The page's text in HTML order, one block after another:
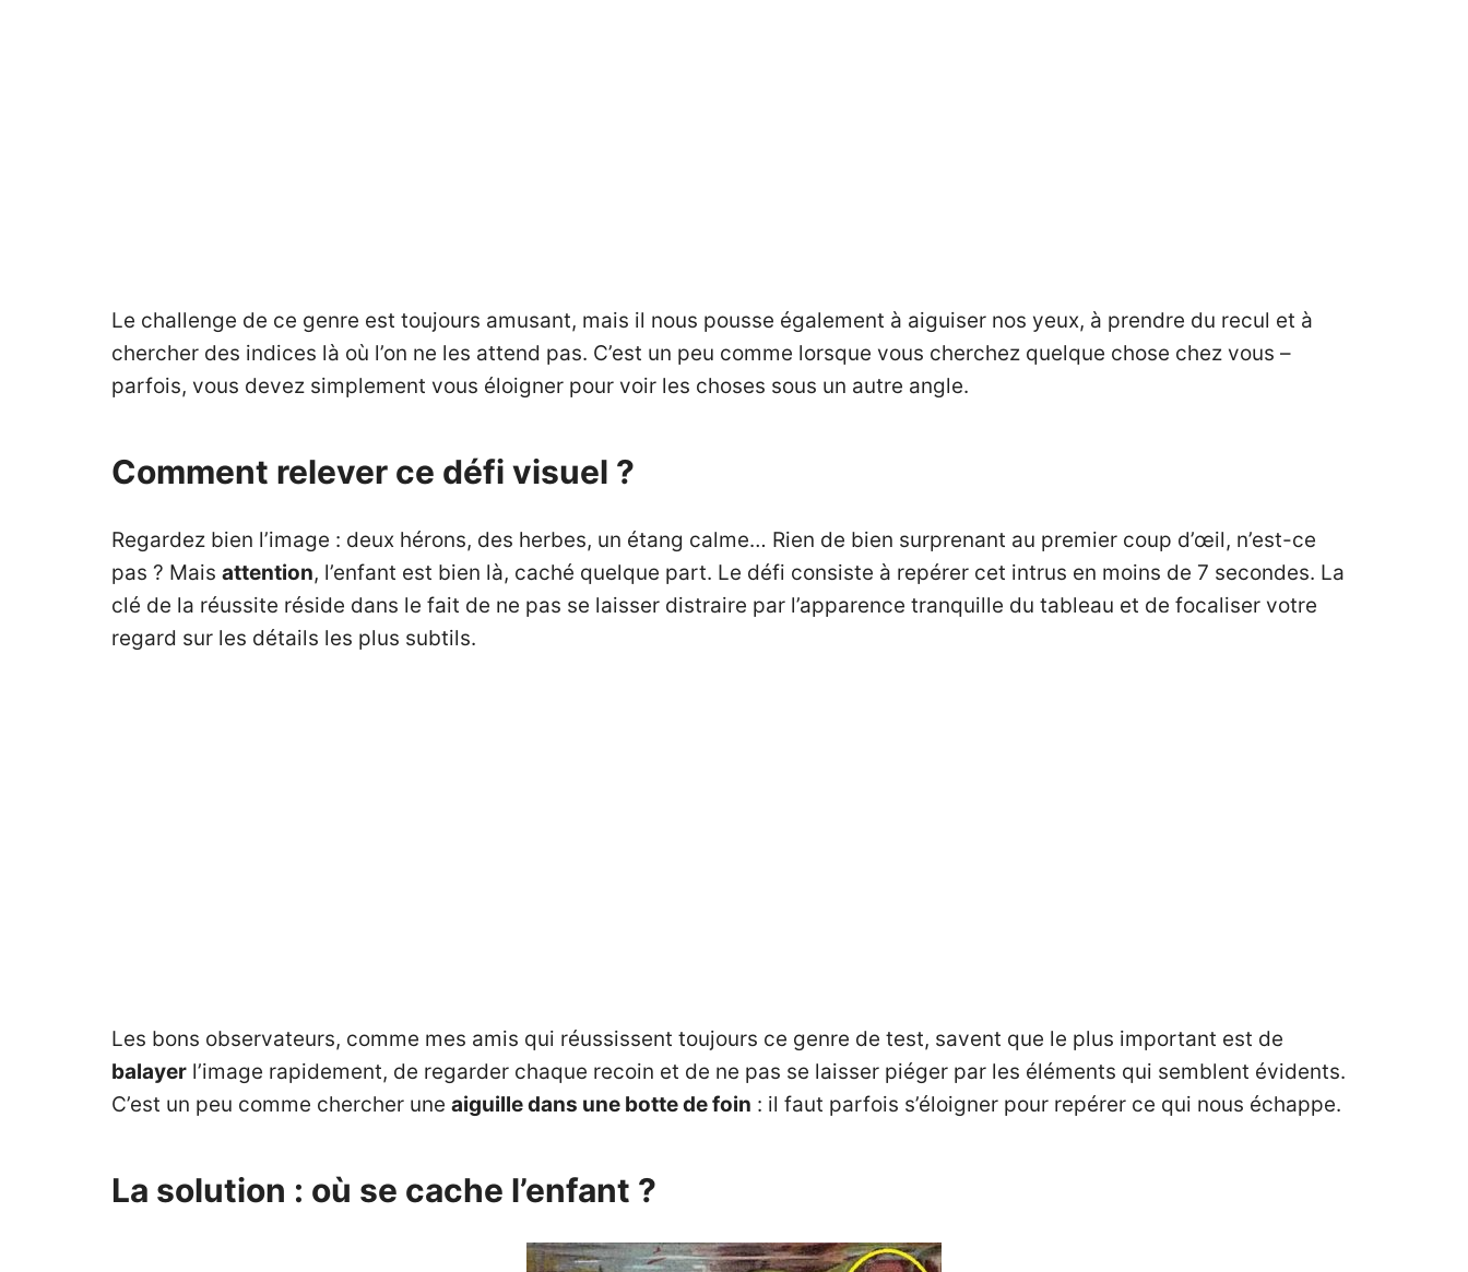
Le challenge de ce genre est toujours amusant, mais il nous pousse également à aiguiser nos yeux, à prendre du recul et à
chercher des indices là où l’on ne les attend pas. C’est un peu comme lorsque vous cherchez quelque chose chez vous –
parfois, vous devez simplement vous éloigner pour voir les choses sous un autre angle.
Comment relever ce défi visuel ?
Regardez bien l’image : deux hérons, des herbes, un étang calme… Rien de bien surprenant au premier coup d’œil, n’est-ce
pas ? Mais attention, l’enfant est bien là, caché quelque part. Le défi consiste à repérer cet intrus en moins de 7 secondes. La
clé de la réussite réside dans le fait de ne pas se laisser distraire par l’apparence tranquille du tableau et de focaliser votre
regard sur les détails les plus subtils.
Les bons observateurs, comme mes amis qui réussissent toujours ce genre de test, savent que le plus important est de
balayer l’image rapidement, de regarder chaque recoin et de ne pas se laisser piéger par les éléments qui semblent évidents.
C’est un peu comme chercher une aiguille dans une botte de foin : il faut parfois s’éloigner pour repérer ce qui nous échappe.
La solution : où se cache l’enfant ?